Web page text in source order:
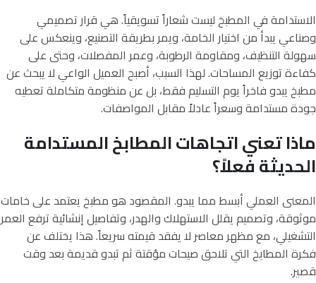
الاستدامة في المطبخ ليست شعاراً تسويقياً. هي قرار تصميمي
وصناعي يبدأ من اختيار الخامة، ويمر بطريقة التصنيع، وينعكس على
سهولة التنظيف، ومقاومة الرطوبة، وعمر المفصلات، وحتى على
كفاءة توزيع المساحات. لهذا السبب، أصبح العميل الواعي لا يبحث عن
مطبخ يبدو فاخراً يوم التسليم فقط، بل عن منظومة متكاملة تعطيه
جودة مستدامة وسعراً عادلاً مقابل المواصفات.
ماذا تعني اتجاهات المطابخ المستدامة
الحديثة فعلاً؟
المعنى العملي أبسط مما يبدو. المقصود هو مطبخ يعتمد على خامات
موثوقة، وتصميم يقلل الاستهلاك والهدر، وتفاصيل إنشائية ترفع العمر
التشغيلي، مع مظهر معاصر لا يفقد قيمته سريعاً. هذا يختلف عن
فكرة المطابخ التي تلاحق صيحات مؤقتة ثم تبدو قديمة بعد وقت
قصير.